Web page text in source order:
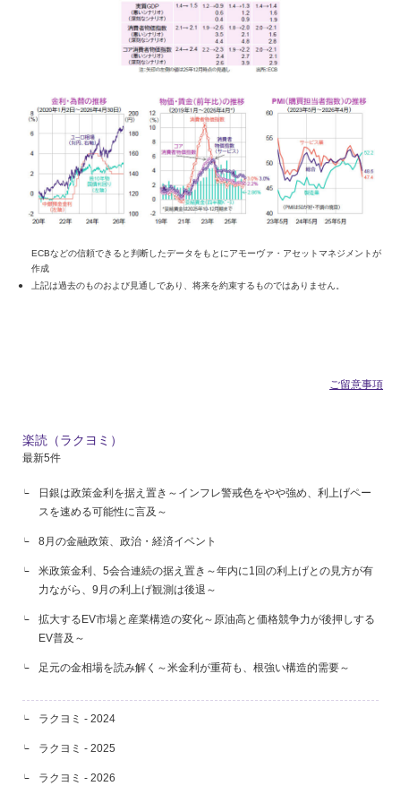
楽読（ラクヨミ）
最新5件
日銀は政策金利を据え置き～インフレ警戒色をやや強め、利上げペー
スを速める可能性に言及～
8月の金融政策、政治・経済イベント
米政策金利、5会合連続の据え置き～年内に1回の利上げとの見方が有
力ながら、9月の利上げ観測は後退～
拡大するEV市場と産業構造の変化～原油高と価格競争力が後押しする
EV普及～
足元の金相場を読み解く～米金利が重荷も、根強い構造的需要～
ラクヨミ - 2024
ラクヨミ - 2025
ラクヨミ - 2026
ECBなどの信頼できると判断したデータをもとにアモーヴァ・アセットマネジメントが
作成
上記は過去のものおよび見通しであり、将来を約束するものではありません。
ご留意事項